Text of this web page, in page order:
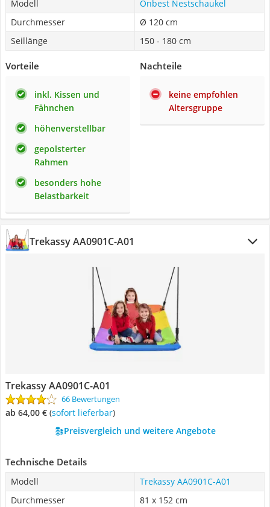
Modell
Onbest Nestschaukel
Durchmesser
Ø 120 cm
Seillänge
150 - 180 cm
Vorteile
inkl. Kissen und
Fähnchen
höhenverstellbar
gepolsterter
Rahmen
besonders hohe
Belastbarkeit
Nachteile
keine empfohlen
Altersgruppe
Trekassy AA0901C-A01
Trekassy AA0901C-A01
66 Bewertungen
ab 64,00 € ( Sofort lieferbar)
Preisvergleich und weitere Angebote
Technische Details
Modell
Trekassy AA0901C-A01
Durchmesser
81 x 152 cm